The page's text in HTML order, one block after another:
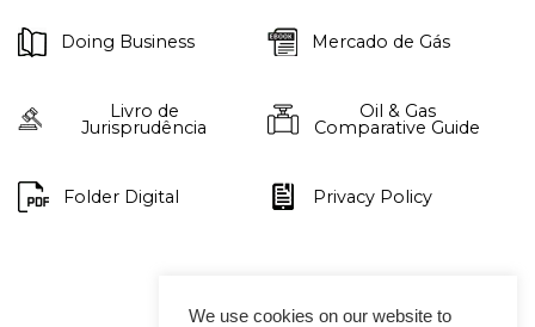
Doing Business Mercado de Gás
Livro de
Jurisprudência
Oil & Gas
Comparative Guide
Folder Digital Privacy Policy
We use cookies on our website to